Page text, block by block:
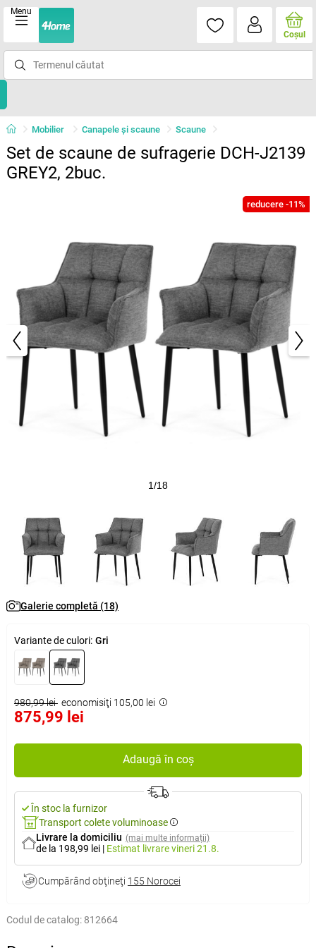
Menu
Coşul
Mobilier Canapele și scaune Scaune
Set de scaune de sufragerie DCH-J2139
GREY2, 2buc.
reducere -11%
1/18
Galerie completă (18)
Variante de culori: Gri
980,99 lei economisiţi 105,00 lei
875,99 lei
Adaugă în coș
În stoc la furnizor
Transport colete voluminoase
Livrare la domiciliu (mai multe informații)
de la 198,99 lei | Estimat livrarevineri 21.8.
Cumpărând obţineţi 155 Norocei
Codul de catalog: 812664